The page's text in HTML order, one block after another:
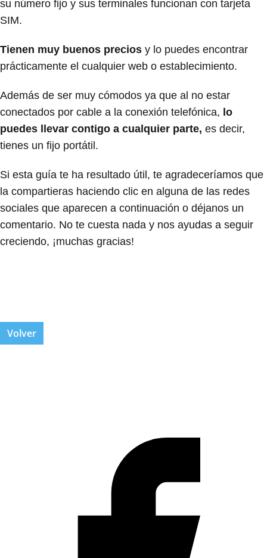
su número fijo y sus terminales funcionan con tarjeta
SIM.
Tienen muy buenos precios y lo puedes encontrar
prácticamente el cualquier web o establecimiento.
Además de ser muy cómodos ya que al no estar
conectados por cable a la conexión telefónica, lo
puedes llevar contigo a cualquier parte, es decir,
tienes un fijo portátil.
Si esta guía te ha resultado útil, te agradeceríamos que
la compartieras haciendo clic en alguna de las redes
sociales que aparecen a continuación o déjanos un
comentario. No te cuesta nada y nos ayudas a seguir
creciendo, ¡muchas gracias!
Volver